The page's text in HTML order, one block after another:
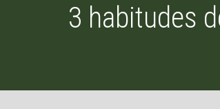
3 habitudes